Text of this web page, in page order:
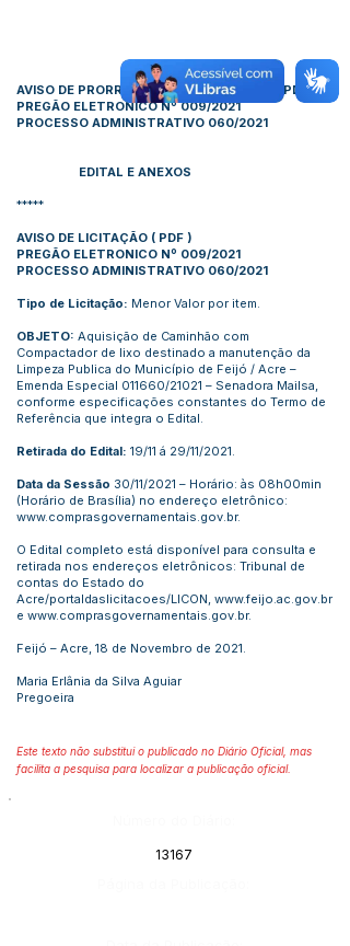
AVISO DE PRORROGAÇÃO DE ABERTURA PDF)
PREGÃO ELETRONICO Nº 009/2021
PROCESSO ADMINISTRATIVO 060/2021
EDITAL E ANEXOS
*****
AVISO DE LICITAÇÃO ( PDF )
PREGÃO ELETRONICO Nº 009/2021
PROCESSO ADMINISTRATIVO 060/2021
Tipo de Licitação: Menor Valor por item.
OBJETO: Aquisição de Caminhão com
Compactador de lixo destinado a manutenção da
Limpeza Publica do Município de Feijó / Acre –
Emenda Especial 011660/21021 – Senadora Mailsa,
conforme especificações constantes do Termo de
Referência que integra o Edital.
Retirada do Edital: 19/11 á 29/11/2021.
Data da Sessão 30/11/2021 – Horário: às 08h00min
(Horário de Brasília) no endereço eletrônico:
www.comprasgovernamentais.gov.br.
O Edital completo está disponível para consulta e
retirada nos endereços eletrônicos: Tribunal de
contas do Estado do
Acre/portaldaslicitacoes/LICON, www.feijo.ac.gov.br
e www.comprasgovernamentais.gov.br.
Feijó – Acre, 18 de Novembro de 2021.
Maria Erlânia da Silva Aguiar
Pregoeira
Este texto não substitui o publicado no Diário Oficial, mas
facilita a pesquisa para localizar a publicação oficial.
13167